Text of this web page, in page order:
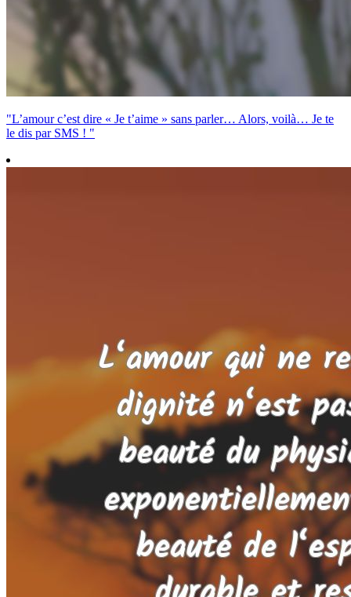
"L’amour c’est dire « Je t’aime » sans parler… Alors, voilà… Je te
le dis par SMS ! "